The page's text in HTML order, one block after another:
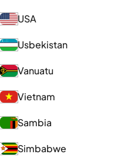
USA
Usbekistan
Vanuatu
Vietnam
Sambia
Simbabwe